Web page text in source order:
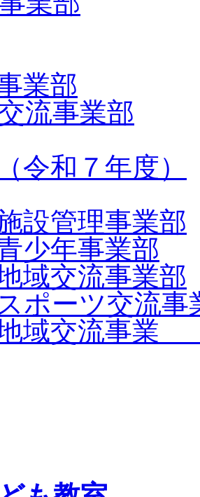
業部
流事業部
令和７年度）
設管理事業部
少年事業部
域交流事業部
ポーツ交流事
域交流事業